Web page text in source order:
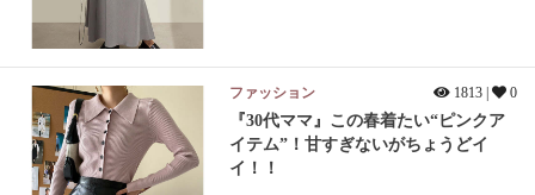
ファッション 1813 | 0
『30代ママ』この春着たい“ピンクア
イテム”！甘すぎないがちょうどイ
イ！！